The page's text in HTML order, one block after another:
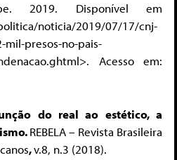
2019. Disponível em
noticia/2019/07/17/cnj-
mil-presos-no-pais-
Acesso em:
do real ao estético, a
REBELA – Revista Brasileira
,v.8, n.3 (2018).